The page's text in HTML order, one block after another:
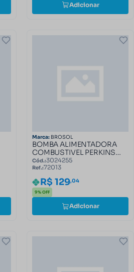
Adicionar
Marca: BROSOL
BOMBA ALIMENTADORA
COMBUSTIVEL PERKINS
4236-4248 72013
Cód.:3024255
Ref.:72013
R$ 129,04
9% OFF
Adicionar